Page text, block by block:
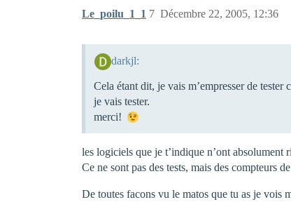
Le_poilu_1_1 Décembre 22, 2005, 12:36
7
darkjl:
Cela étant dit, je vais m’empresser de
je vais tester.
merci!
les logiciels que je t’indique n’ont absolument
Ce ne sont pas des tests, mais des compteurs
De toutes facons vu le matos que tu as je vois